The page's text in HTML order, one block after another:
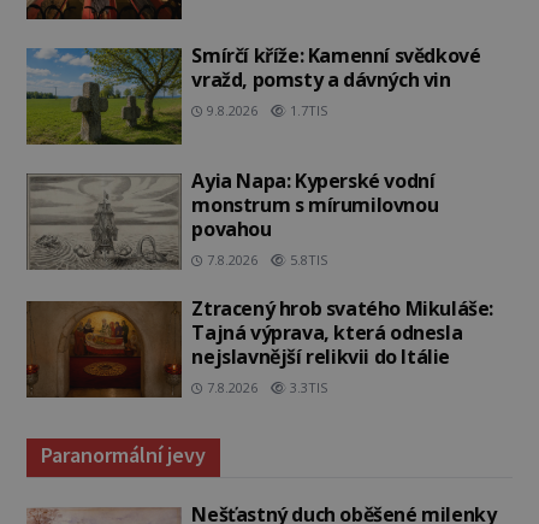
Smírčí kříže: Kamenní svědkové
vražd, pomsty a dávných vin
9.8.2026 1.7TIS
Ayia Napa: Kyperské vodní
monstrum s mírumilovnou
povahou
7.8.2026 5.8TIS
Ztracený hrob svatého Mikuláše:
Tajná výprava, která odnesla
nejslavnější relikvii do Itálie
7.8.2026 3.3TIS
Paranormální jevy
Nešťastný duch oběšené milenky